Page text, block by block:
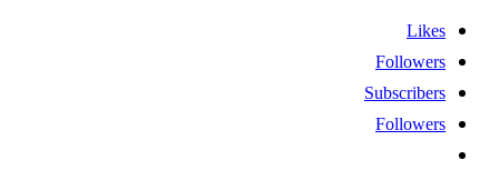
Likes
Followers
Subscribers
Followers